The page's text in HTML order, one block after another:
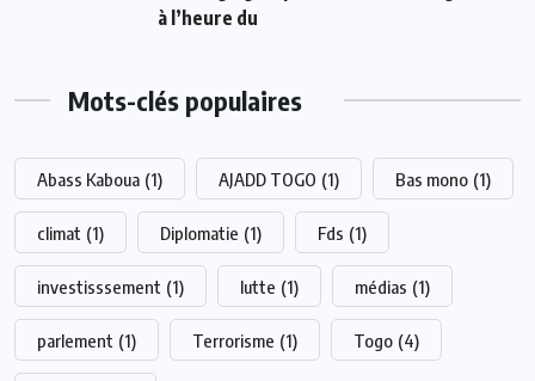
à l’heure du
Mots-clés populaires
Abass Kaboua (1) AJADD TOGO (1) Bas mono (1)
climat (1) Diplomatie (1) Fds (1)
investisssement (1) lutte (1) médias (1)
parlement (1) Terrorisme (1) Togo (4)